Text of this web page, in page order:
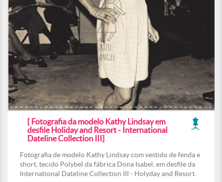
[ Fotografia da modelo Kathy Lindsay em
desfile Holiday and Resort - International
Dateline Collection III]
Fotografia de modelo Kathy Lindsay com vestido de fenda e
short, tecido Polybel da fábrica Dona Isabel, em desfile da
International Dateline Collection III - Holyday and Resort.